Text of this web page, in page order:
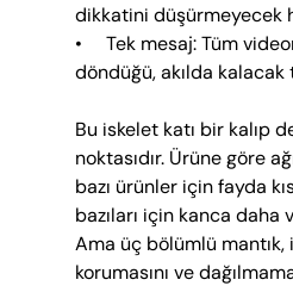
dikkatini düşürmeyecek
•     Tek mesaj: Tüm
döndüğü, akılda kalacak
Bu iskelet katı bir kalıp
noktasıdır. Ürüne göre
bazı ürünler için fayda
bazıları için kanca daha
Ama üç bölümlü mantık,
korumasını ve